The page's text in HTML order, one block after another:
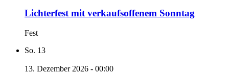
Lichterfest mit verkaufsoffenem Sonntag
Fest
So. 13
13. Dezember 2026 - 00:00